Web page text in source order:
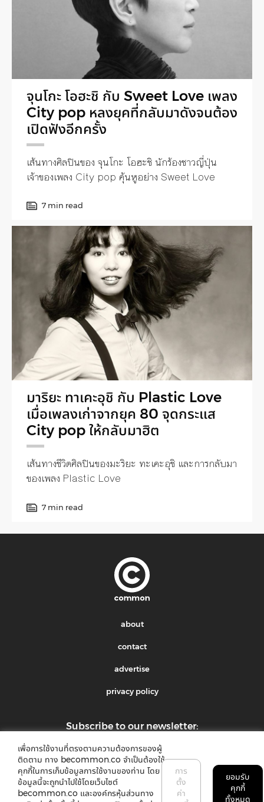
จุนโกะ โอฮะชิ กับ Sweet Love เพลง
City pop หลงยุคที่กลับมาดังจนต้อง
เปิดฟังอีกครั้ง
เส้นทางศิลปินของ จุนโกะ โอฮะชิ นักร้องชาวญี่ปุ่น
เจ้าของเพลง City pop คุ้นหูอย่าง Sweet Love
7 min read
มาริยะ ทาเคะอุชิ กับ Plastic Love
เมื่อเพลงเก่าจากยุค 80 จุดกระแส
City pop ให้กลับมาฮิต
เส้นทางชีวิตศิลปินของมะริยะ ทะเคะอุชิ และการกลับมา
ของเพลง Plastic Love
7 min read
about
contact
advertise
privacy policy
Subscribe to our newsletter:
submit
เพื่อการใช้งานที่ตรงตามความต้องการของผู้
ติดตาม ทาง becommon.co จำเป็นต้องใช้
คุกกี้ในการเก็บข้อมูลการใช้งานของท่าน โดย
ข้อมูลนี้จะถูกนำไปใช้โดยเว็บไซต์
becommon.co และองค์กรหุ้นส่วนทาง
การ
ตั้ง
ค่า
ยอมรับ
คุกกี้
ทั้งหมด